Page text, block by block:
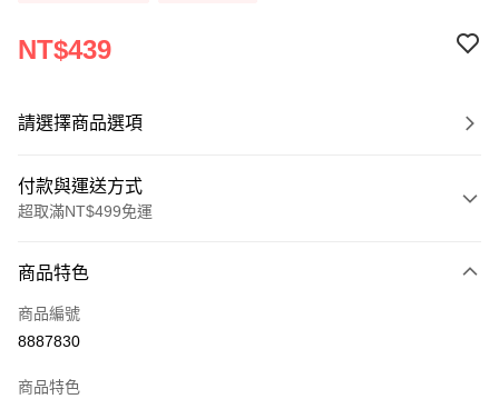
NT$439
請選擇商品選項
付款與運送方式
超取滿NT$499免運
信用卡一次付款
超商取貨付款
商品特色
商品編號
8887830
商品特色